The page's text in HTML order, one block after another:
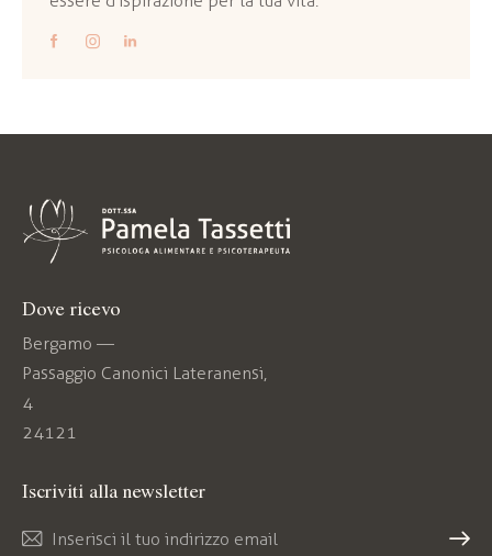
Dove ricevo
Bergamo —
Passaggio Canonici Lateranensi,
4
24121
Iscriviti alla newsletter
Iscriv